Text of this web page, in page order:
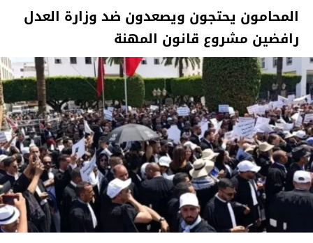
المحامون يحتجون ويصعدون ضد وزارة العدل
رافضين مشروع قانون المهنة